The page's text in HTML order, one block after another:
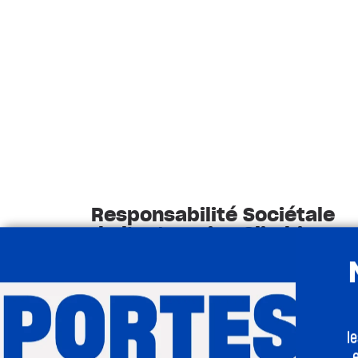
Responsabilité Sociétale
de l’entreprise Climbing
Pour en savoir plus sur nos
engagements éthiques et écologiques,
découvrez notre page dédiée à la RSE.